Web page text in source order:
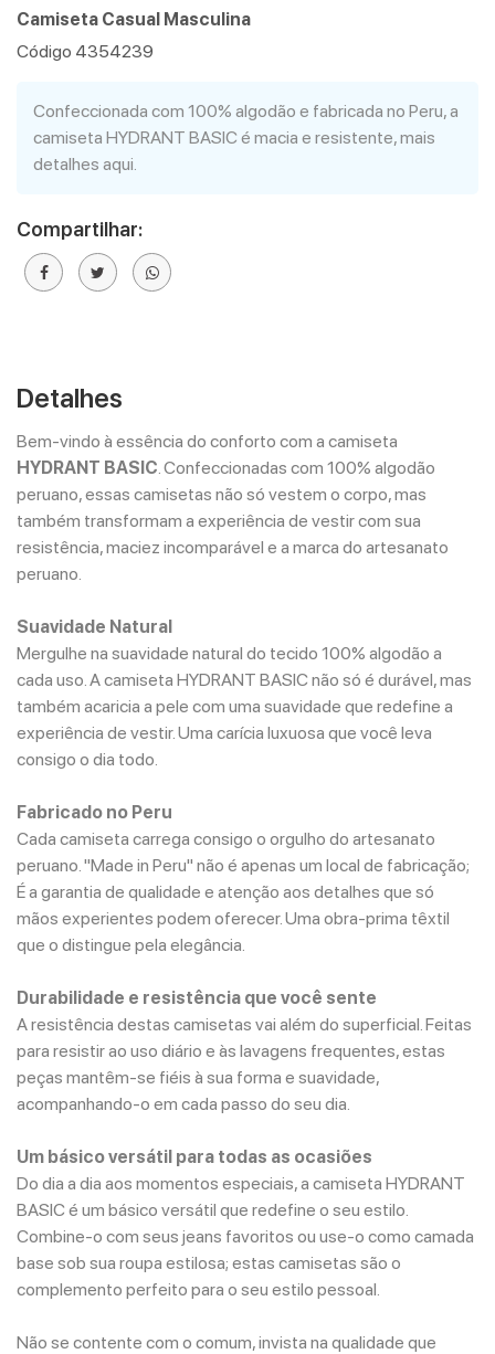
Camiseta Casual Masculina
Código 4354239
Confeccionada com 100% algodão e fabricada no Peru, a
camiseta HYDRANT BASIC é macia e resistente, mais
detalhes aqui.
Compartilhar:
Detalhes
Bem-vindo à essência do conforto com a camiseta
HYDRANT BASIC. Confeccionadas com 100% algodão
peruano, essas camisetas não só vestem o corpo, mas
também transformam a experiência de vestir com sua
resistência, maciez incomparável e a marca do artesanato
peruano.
Suavidade Natural
Mergulhe na suavidade natural do tecido 100% algodão a
cada uso. A camiseta HYDRANT BASIC não só é durável, mas
também acaricia a pele com uma suavidade que redefine a
experiência de vestir. Uma carícia luxuosa que você leva
consigo o dia todo.
Fabricado no Peru
Cada camiseta carrega consigo o orgulho do artesanato
peruano. "Made in Peru" não é apenas um local de fabricação;
É a garantia de qualidade e atenção aos detalhes que só
mãos experientes podem oferecer. Uma obra-prima têxtil
que o distingue pela elegância.
Durabilidade e resistência que você sente
A resistência destas camisetas vai além do superficial. Feitas
para resistir ao uso diário e às lavagens frequentes, estas
peças mantêm-se fiéis à sua forma e suavidade,
acompanhando-o em cada passo do seu dia.
Um básico versátil para todas as ocasiões
Do dia a dia aos momentos especiais, a camiseta HYDRANT
BASIC é um básico versátil que redefine o seu estilo.
Combine-o com seus jeans favoritos ou use-o como camada
base sob sua roupa estilosa; estas camisetas são o
complemento perfeito para o seu estilo pessoal.
Não se contente com o comum, invista na qualidade que